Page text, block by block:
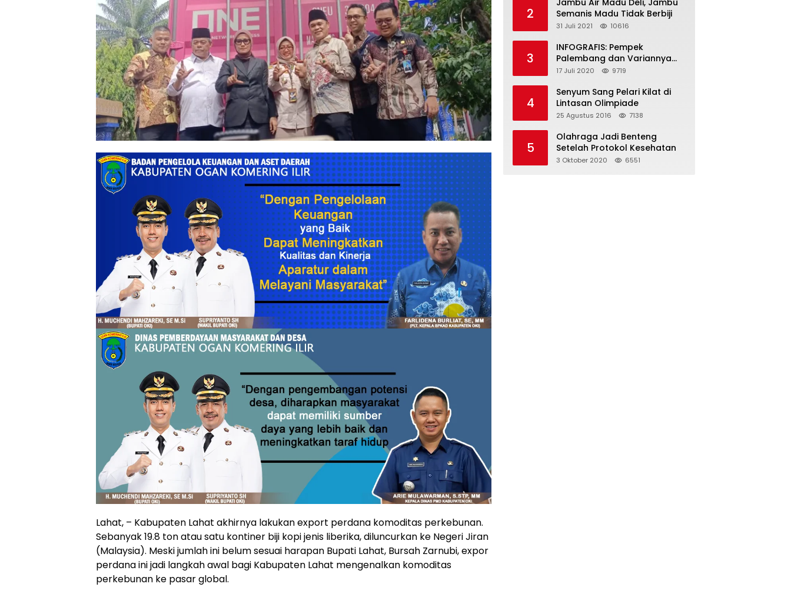
Lahat, – Kabupaten Lahat akhirnya lakukan export perdana komoditas perkebunan.
Sebanyak 19.8 ton atau satu kontiner biji kopi jenis liberika, diluncurkan ke Negeri Jiran
(Malaysia). Meski jumlah ini belum sesuai harapan Bupati Lahat, Bursah Zarnubi, expor
perdana ini jadi langkah awal bagi Kabupaten Lahat mengenalkan komoditas
perkebunan ke pasar global.
2
Jambu Air Madu Deli, Jambu
Semanis Madu Tidak Berbiji
31 Juli 2021 10616
3
INFOGRAFIS: Pempek
Palembang dan Variannya
yang Melegenda
17 Juli 2020 9719
4
Senyum Sang Pelari Kilat di
Lintasan Olimpiade
25 Agustus 2016 7138
5
Olahraga Jadi Benteng
Setelah Protokol Kesehatan
3 Oktober 2020 6551